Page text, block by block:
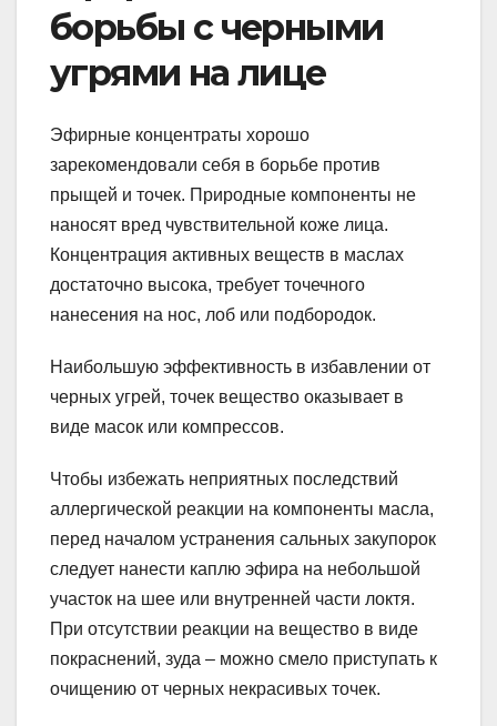
борьбы с черными
угрями на лице
Эфирные концентраты хорошо
зарекомендовали себя в борьбе против
прыщей и точек. Природные компоненты не
наносят вред чувствительной коже лица.
Концентрация активных веществ в маслах
достаточно высока, требует точечного
нанесения на нос, лоб или подбородок.
Наибольшую эффективность в избавлении от
черных угрей, точек вещество оказывает в
виде масок или компрессов.
Чтобы избежать неприятных последствий
аллергической реакции на компоненты масла,
перед началом устранения сальных закупорок
следует нанести каплю эфира на небольшой
участок на шее или внутренней части локтя.
При отсутствии реакции на вещество в виде
покраснений, зуда – можно смело приступать к
очищению от черных некрасивых точек.